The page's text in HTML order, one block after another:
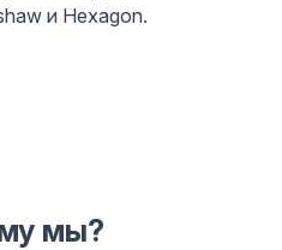
и Hexagon.
мы?